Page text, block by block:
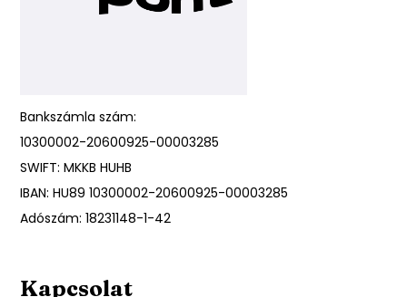
Bankszámla szám:
10300002-20600925-00003285
SWIFT: MKKB HUHB
IBAN: HU89 10300002-20600925-00003285
Adószám: 18231148-1-42
Kapcsolat